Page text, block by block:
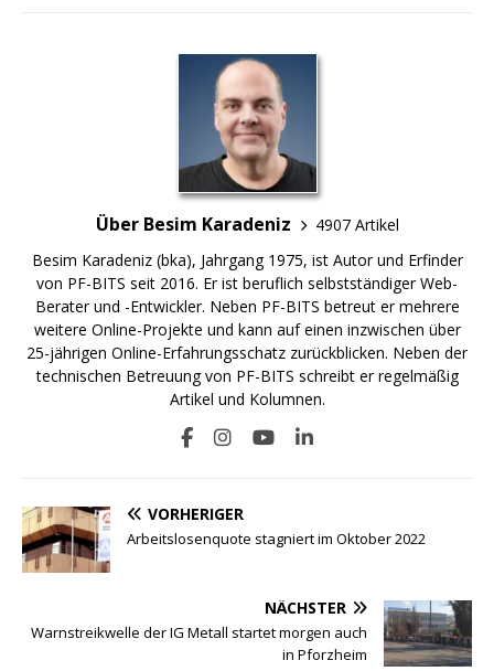
Über Besim Karadeniz
4907 Artikel
Besim Karadeniz (bka), Jahrgang 1975, ist Autor und Erfinder
von PF-BITS seit 2016. Er ist beruflich selbstständiger Web-
Berater und -Entwickler. Neben PF-BITS betreut er mehrere
weitere Online-Projekte und kann auf einen inzwischen über
25-jährigen Online-Erfahrungsschatz zurückblicken. Neben der
technischen Betreuung von PF-BITS schreibt er regelmäßig
Artikel und Kolumnen.
VORHERIGER
Arbeitslosenquote stagniert im Oktober 2022
NÄCHSTER
Warnstreikwelle der IG Metall startet morgen auch
in Pforzheim